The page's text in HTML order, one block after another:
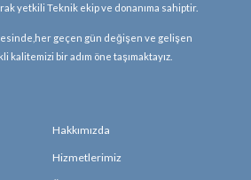
yetkili Teknik ekip ve donanıma sahiptir.
geçen gün değişen ve gelişen
bir adım öne taşımaktayız.
Hakkımızda
Hizmetlerimiz